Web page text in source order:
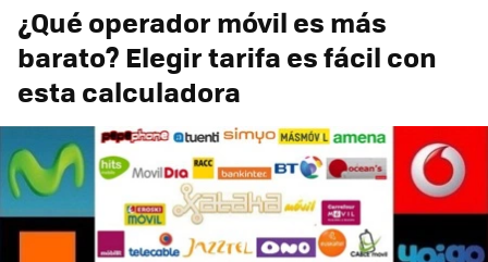
¿Qué operador móvil es más
barato? Elegir tarifa es fácil con
esta calculadora